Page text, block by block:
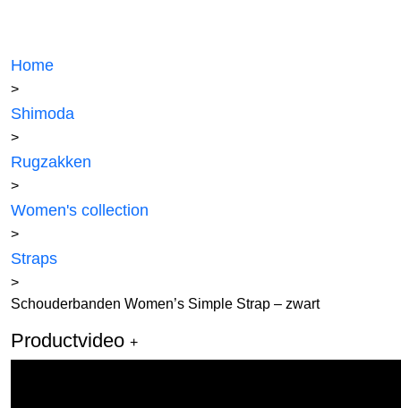
Home
>
Shimoda
>
Rugzakken
>
Women's collection
>
Straps
>
Schouderbanden Women’s Simple Strap – zwart
Productvideo +